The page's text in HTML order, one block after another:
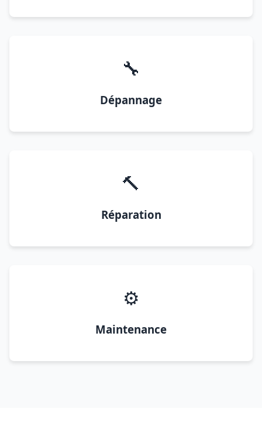
🔧
Dépannage
🔨
Réparation
⚙️
Maintenance